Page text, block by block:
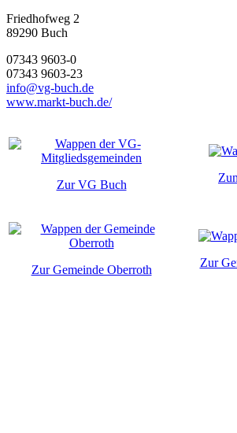
Friedhofweg 2
89290 Buch
07343 9603-0
07343 9603-23
info@vg-buch.de
www.markt-buch.de/
Zur VG Buch
Zur Gemeinde Oberroth
Zur